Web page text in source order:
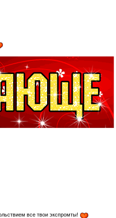
все твои экспромты!